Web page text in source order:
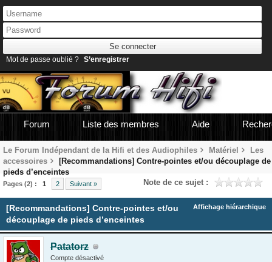
Mot de passe oublié ? S’enregistrer
Forum Liste des membres Aide
Le Forum Indépendant de la Hifi et des Audiophiles Matériel
Les
accessoires
[Recommandations] Contre-pointes et/ou découplage de
pieds d’enceintes
Pages (2) : 1 2 Suivant » Note de ce sujet :
Affichage hiérarchique
[Recommandations] Contre-pointes et/ou
découplage de pieds d’enceintes
Patatorz
Compte désactivé